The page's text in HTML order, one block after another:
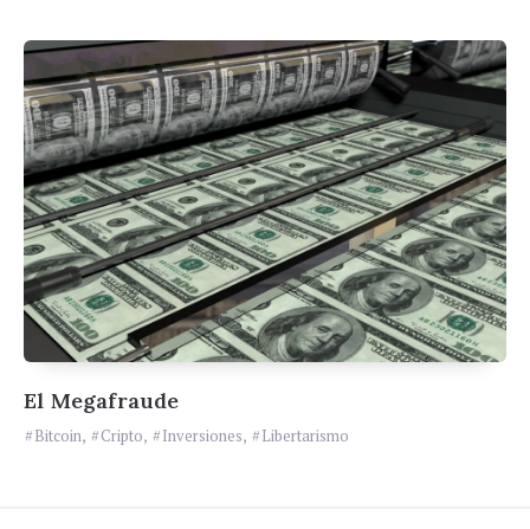
El Megafraude
Bitcoin, Cripto, Inversiones, Libertarismo